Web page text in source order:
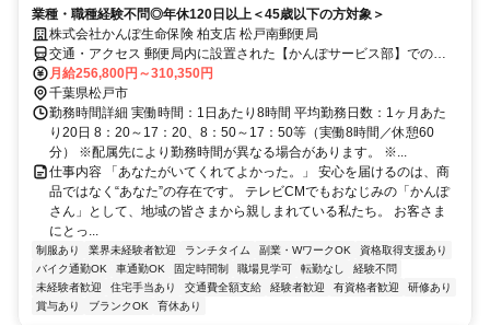
業種・職種経験不問◎年休120日以上＜45歳以下の方対象＞
株式会社かんぽ生命保険 柏支店 松戸南郵便局
交通・アクセス 郵便局内に設置された【かんぽサービス部】での勤
務となります
月給256,800円～310,350円
千葉県松戸市
勤務時間詳細 実働時間：1日あたり8時間 平均勤務日数：1ヶ月あた
り20日 8：20～17：20、8：50～17：50等（実働8時間／休憩60
分） ※配属先により勤務時間が異なる場合があります。 ※...
仕事内容 「あなたがいてくれてよかった。」 安心を届けるのは、商
品ではなく“あなた”の存在です。 テレビCMでもおなじみの「かんぽ
さん」として、地域の皆さまから親しまれている私たち。 お客さま
にとっ...
制服あり 業界未経験者歓迎 ランチタイム 副業・WワークOK
資格取得支援あり
バイク通勤OK
車通勤OK 固定時間制 職場見学可 転勤なし
経験不問
未経験者歓迎
住宅手当あり 交通費全額支給 経験者歓迎 有資格者歓迎
研修あり
賞与あり
ブランクOK 育休あり